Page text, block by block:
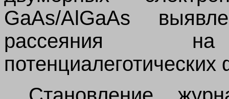
GaAs/AlGaAs
рассеяния на